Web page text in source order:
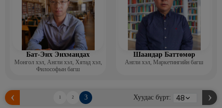
Бат-Энх Энхмандах
Монгол хэл, Англи хэл, Хятад хэл,
Философын багш
Шаандар Баттөмөр
Англи хэл, Маркетингийн багш
1 2 3 Хуудас бүрт: